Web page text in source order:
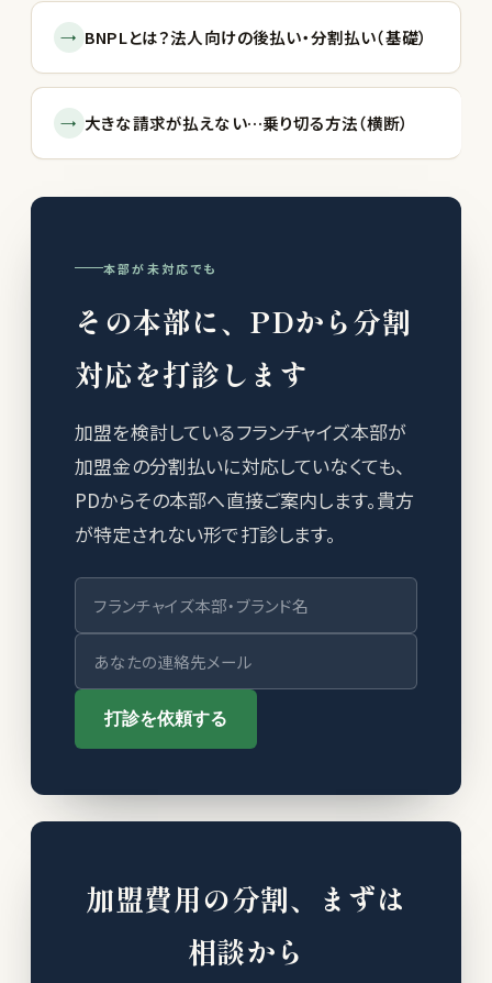
→ BNPLとは？法人向けの後払い・分割払い（基礎）
→ 大きな請求が払えない…乗り切る方法（横断）
本部が未対応でも
その本部に、PDから分割
対応を打診します
加盟を検討しているフランチャイズ本部が
加盟金の分割払いに対応していなくても、
PDからその本部へ直接ご案内します。貴方
が特定されない形で打診します。
打診を依頼する
加盟費用の分割、まずは
相談から